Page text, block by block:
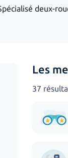
deux-
Les
37